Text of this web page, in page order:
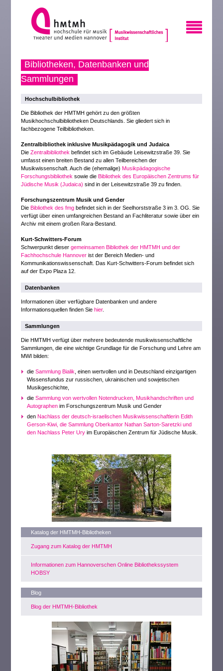
Bibliotheken, Datenbanken und
Sammlungen
Hochschulbibliothek
Die Bibliothek der HMTMH gehört zu den größten
Musikhochschulbibliotheken Deutschlands. Sie gliedert sich in
fachbezogene Teilbibliotheken.
Zentralbibliothek inklusive Musikpädagogik und Judaica
DieZentralbibliothek befindet sich im Gebäude Leisewitzstraße 39. Sie
umfasst einen breiten Bestand zu allen Teilbereichen der
Musikwissenschaft. Auch die (ehemalige)Musikpädagogische
Forschungsbibliothek sowie dieBibliothek des Europäischen Zentrums für
Jüdische Musik (Judaica) sind in der Leisewitzstraße 39 zu finden.
Forschungszentrum Musik und Gender
DieBibliothek des fmg befindet sich in der Seelhorststraße 3 im 3. OG. Sie
verfügt über einen umfangreichen Bestand an Fachliteratur sowie über ein
Archiv mit einem großen Rara-Bestand.
Kurt-Schwitters-Forum
Schwerpunkt diesergemeinsamen Bibliothek der HMTMH und der
Fachhochschule Hannover ist der Bereich Medien- und
Kommunikationswissenschaft. Das Kurt-Schwitters-Forum befindet sich
auf der Expo Plaza 12.
Datenbanken
Informationen über verfügbare Datenbanken und andere
Informationsquellen finden Siehier.
Sammlungen
Die HMTMH verfügt über mehrere bedeutende musikwissenschaftliche
Sammlungen, die eine wichtige Grundlage für die Forschung und Lehre am
MWI bilden:
dieSammlung Bialik , einen wertvollen und in Deutschland einzigartigen
Wissensfundus zur russischen, ukrainischen und sowjetischen
Musikgeschichte,
dieSammlung von wertvollen Notendrucken, Musikhandschriften und
Autographen im Forschungszentrum Musik und Gender
denNachlass der deutsch-israelischen Musikwissenschaftlerin Edith
Gerson-Kiwi, die Sammlung Oberkantor Nathan Sarton-Saretzki und
den Nachlass Peter Ury im Europäischen Zentrum für Jüdische Musik.
Katalog der HMTMH-Bibliotheken
Zugang zum Katalog der HMTMH
Informationen zum Hannoverschen Online Bibliothekssystem
HOBSY
Blog
Blog der HMTMH-Bibliothek